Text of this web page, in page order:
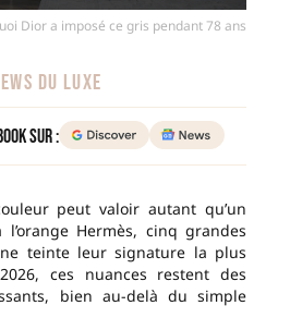
Dior a imposé ce gris pendant 78 ans
DU LUXE
sur :
peut valoir autant qu’un
Hermès, cinq grandes
teinte leur signature la plus
ces nuances restent des
bien au-delà du simple